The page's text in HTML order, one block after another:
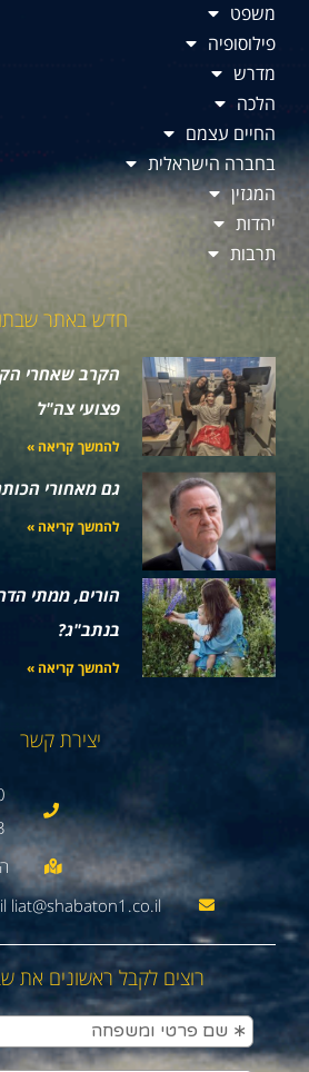
משפט
פילוסופיה
מדרש
הלכה
החיים עצמם
בחברה הישראלית
המגזין
יהדות
תרבות
חדש באתר
הקרב שאחרי
פצועי צה"ל
להמשך קריאה »
גם מאחורי
להמשך קריאה »
הורים, ממתי
בנתב"ג?
להמשך קריאה »
יצירת קשר
liat@shabaton1.co.il
רוצים לקבל ראשונים את